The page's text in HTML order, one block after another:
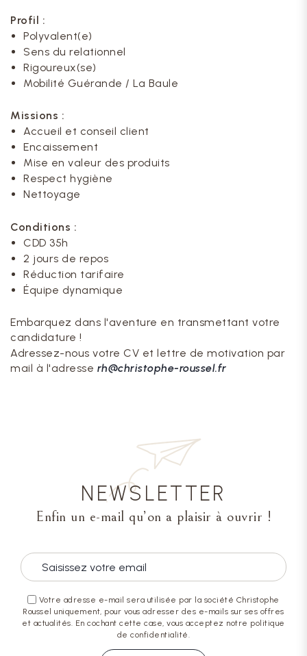
Profil :
Polyvalent(e)
Sens du relationnel
Rigoureux(se)
Mobilité Guérande / La Baule
Missions :
Accueil et conseil client
Encaissement
Mise en valeur des produits
Respect hygiène
Nettoyage
Conditions :
CDD 35h
2 jours de repos
Réduction tarifaire
Équipe dynamique
Embarquez dans l'aventure en transmettant votre
candidature !
Adressez-nous votre CV et lettre de motivation par
mail à l'adresse rh@christophe-roussel.fr
NEWSLETTER
Enfin un e-mail qu’on a plaisir à ouvrir !
Votre adresse e-mail sera utilisée par la société Christophe
Roussel uniquement, pour vous adresser des e-mails sur ses offres
et actualités. En cochant cette case, vous acceptez notre politique
de confidentialité.